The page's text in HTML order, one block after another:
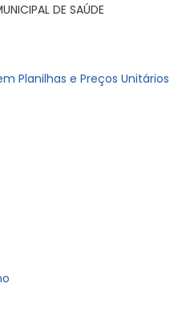
DE SAÚDE
Planilhas e Preços Unitários